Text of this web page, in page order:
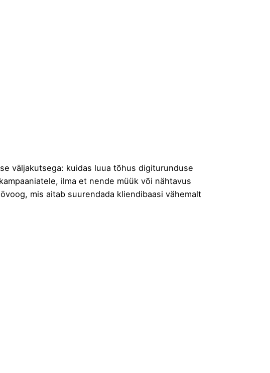
väljakutsega: kuidas luua tõhus digiturunduse
ilma et nende müük või nähtavus
mis aitab suurendada kliendibaasi vähemalt